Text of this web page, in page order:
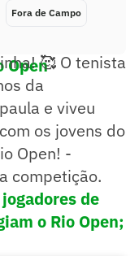
Fora de Campo
Open🥰 O tenista
da
e viveu
os jovens do
Open! -
competição.
de
o Rio Open;